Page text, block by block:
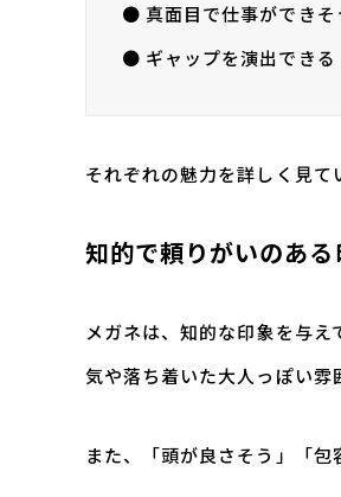
● 真面目で仕事ができそ
● ギャップを演出できる
それぞれの魅力を詳しく見て
知的で頼りがいのあ
メガネは、知的な印象を与
気や落ち着いた大人っぽい雰
また、「頭が良さそう」「包